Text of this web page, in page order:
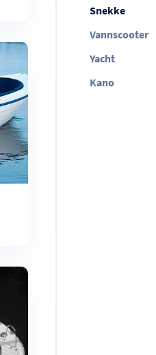
Snekke
Vannscooter
Yacht
Kano